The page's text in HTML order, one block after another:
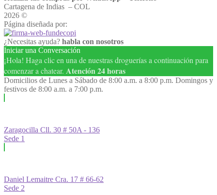
Cartagena de Indias – COL
2026 ©
Página diseñada por:
¿Necesitas ayuda? habla con nosotros
Iniciar una Conversación
¡Hola! Haga clic en una de nuestras droguerías a continuación para
comenzar a chatear. Atención 24 horas
Domicilios de Lunes a Sábado de 8:00 a.m. a 8:00 p.m. Domingos y
festivos de 8:00 a.m. a 7:00 p.m.
Zaragocilla Cll. 30 # 50A - 136
Sede 1
Daniel Lemaitre Cra. 17 # 66-62
Sede 2